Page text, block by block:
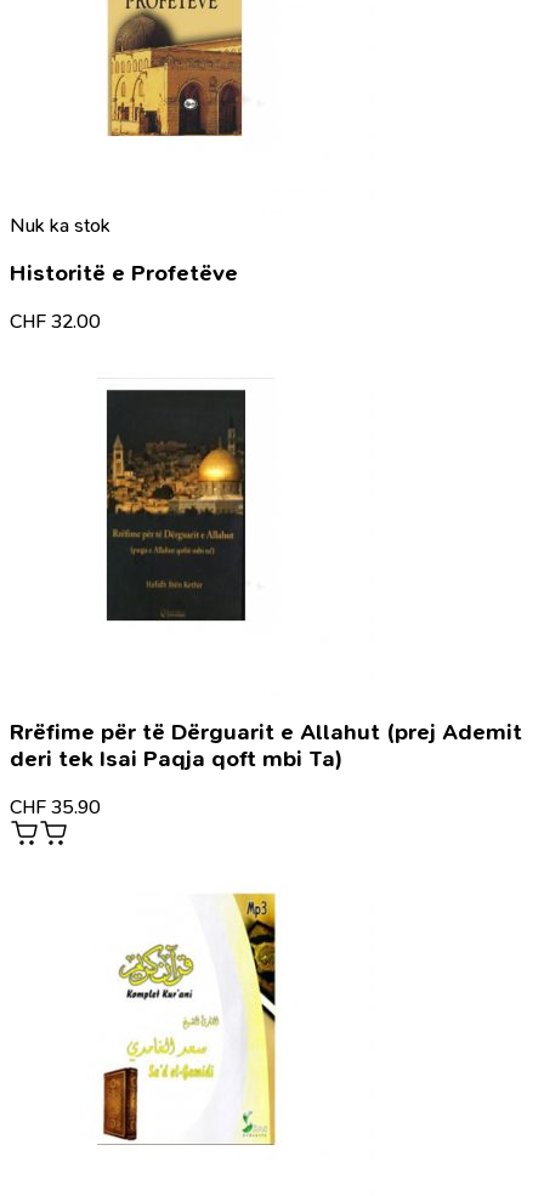
Nuk ka stok
Historitë e Profetëve
CHF 32.00
Rrëfime për të Dërguarit e Allahut (prej Ademit
deri tek Isai Paqja qoft mbi Ta)
CHF 35.90